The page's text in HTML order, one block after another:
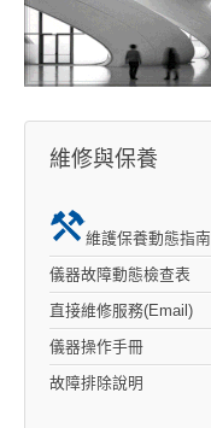
維修與保養
維護保養動態指南
儀器故障動態檢查表
直接維修服務(Email)
儀器操作手冊
故障排除說明